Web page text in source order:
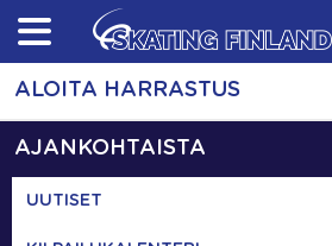
Skip
content
ALOITA HARRASTUS
AJANKOHTAISTA
UUTISET